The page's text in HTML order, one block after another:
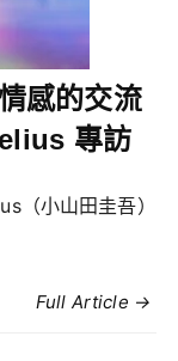
感的交流
專訪
（小山田圭吾）
Full Article →